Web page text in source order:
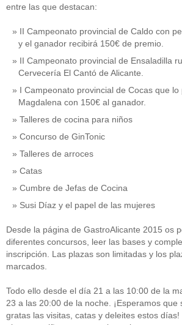
entre las que destacan:
II Campeonato provincial de Caldo con
y el ganador recibirá 150€ de premio.
II Campeonato provincial de Ensaladilla
Cervecería El Cantó de Alicante.
I Campeonato provincial de Cocas que
Magdalena con 150€ al ganador.
Talleres de cocina para niños
Concurso de GinTonic
Talleres de arroces
Catas
Cumbre de Jefas de Cocina
Susi Díaz y el papel de las mujeres
Desde la página de GastroAlicante 2015 os
diferentes concursos, leer las bases y
inscripción. Las plazas son limitadas y los
marcados.
Todo ello desde el día 21 a las 10:00 de la
23 a las 20:00 de la noche. ¡Esperamos que
gratas las visitas, catas y deleites estos días!